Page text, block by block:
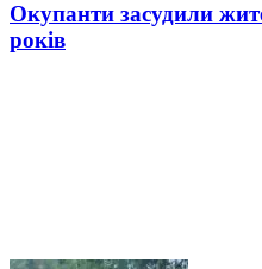
Окупанти засудили
років